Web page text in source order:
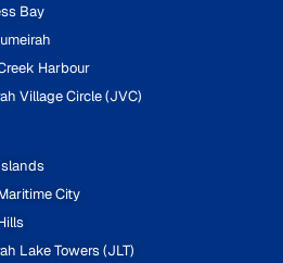
Bay
Harbour
Village Circle (JVC)
City
Lake Towers (JLT)